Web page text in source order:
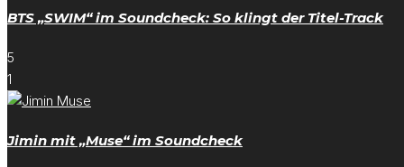
BTS „SWIM“ im Soundcheck: So klingt der Titel-Track
5
1
Jimin mit „Muse“ im Soundcheck